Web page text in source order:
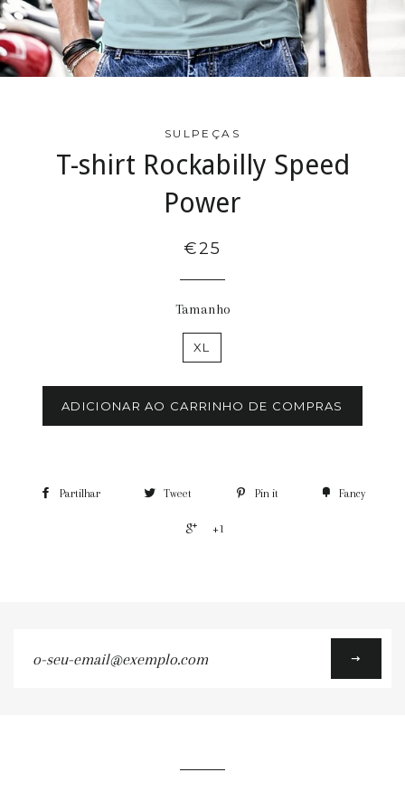
SULPEÇAS
T-shirt Rockabilly Speed
Power
€25
Tamanho
XL
ADICIONAR AO CARRINHO DE COMPRAS
Partilhar Tweet Pin it Fancy
+1